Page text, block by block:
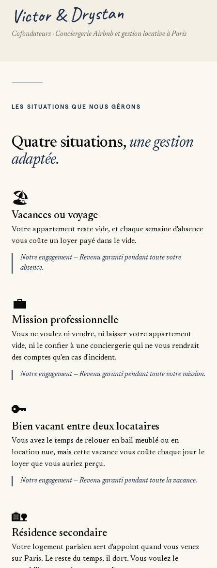
Victor & Drystan
Cofondateurs · Conciergerie Airbnb et gestion locative à Paris
LES SITUATIONS QUE NOUS GÉRONS
Quatre situations, une gestion
adaptée.
🏖️
Vacances ou voyage
Votre appartement reste vide, et chaque semaine d'absence
vous coûte un loyer payé dans le vide.
Notre engagement — Revenu garanti pendant toute votre
absence.
💼
Mission professionnelle
Vous ne voulez ni vendre, ni laisser votre appartement
vide, ni le confier à une conciergerie qui ne vous rendrait
des comptes qu'en cas d'incident.
Notre engagement — Revenu garanti pendant toute votre mission.
🔑
Bien vacant entre deux locataires
Vous avez le temps de relouer en bail meublé ou en
location nue, mais cette vacance vous coûte chaque jour le
loyer que vous auriez perçu.
Notre engagement — Revenu garanti pendant toute la vacance.
🏡
Résidence secondaire
Votre logement parisien sert d'appoint quand vous venez
sur Paris. Le reste du temps, il dort. Vous voulez le